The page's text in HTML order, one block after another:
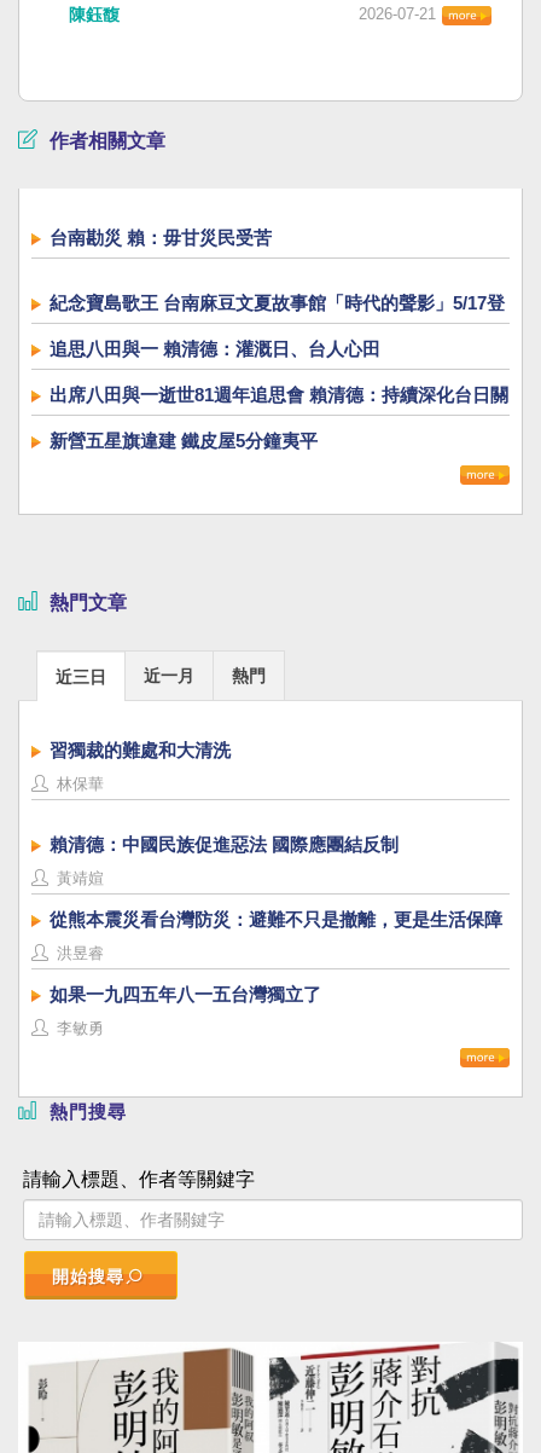
陳鈺馥 2026-07-21
作者相關文章
台南勘災 賴：毋甘災民受苦
紀念寶島歌王 台南麻豆文夏故事館「時代的聲影」5/17登
場
追思八田與一 賴清德：灌溉日、台人心田
出席八田與一逝世81週年追思會 賴清德：持續深化台日關
係
新營五星旗違建 鐵皮屋5分鐘夷平
熱門文章
近三日 近一月 熱門
習獨裁的難處和大清洗
林保華
賴清德：中國民族促進惡法 國際應團結反制
黃靖媗
從熊本震災看台灣防災：避難不只是撤離，更是生活保障
洪昱睿
如果一九四五年八一五台灣獨立了
李敏勇
熱門搜尋
請輸入標題、作者等關鍵字
開始搜尋